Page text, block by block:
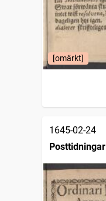
[omärkt]
1645-02-24
Posttidningar